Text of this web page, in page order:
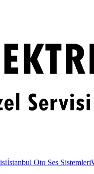
İstanbul Oto Ses Sistemleri